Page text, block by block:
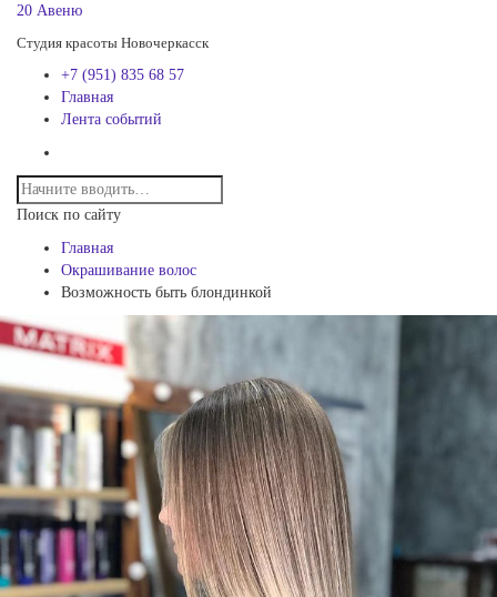
20 Авеню
Студия красоты Новочеркасск
+7 (951) 835 68 57
Главная
Лента событий
Поиск по сайту
Главная
Окрашивание волос
Возможность быть блондинкой